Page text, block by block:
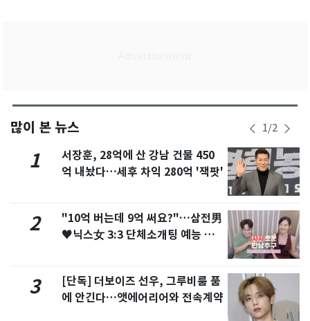
많이 본 뉴스 1/2
1
서장훈, 28억에 산 강남 건물 450
억 내놨다…세후 차익 280억 '잭팟'
2
"10억 버는데 9억 써요?"…삼전男
♥닉스女 3:3 단체소개팅 예능 화
3
[단독] 더보이즈 선우, 그루비룸 품
에 안긴다…앳에어리어와 전속계약